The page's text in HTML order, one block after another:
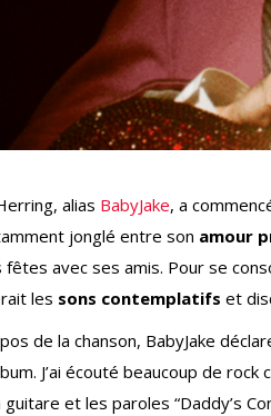
alias BabyJake, a
jonglé entre son amour
fêtes avec ses amis. Pour se
les sons contemplatifs et
de la chanson, BabyJake
J’ai écouté beaucoup de
guitare et les paroles “Daddy’s